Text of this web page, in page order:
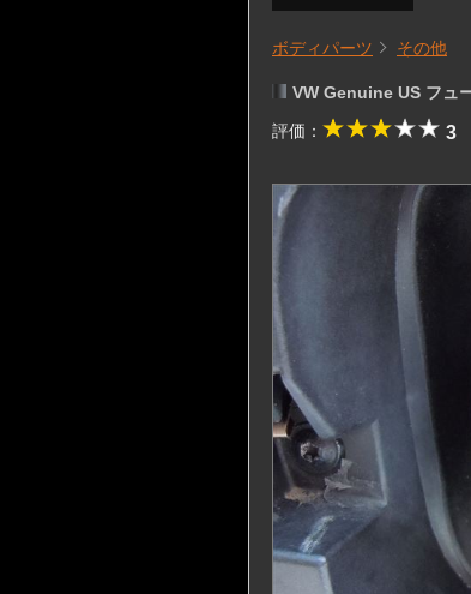
ボディパーツ その他
VW Genuine US フュ
評価：
3